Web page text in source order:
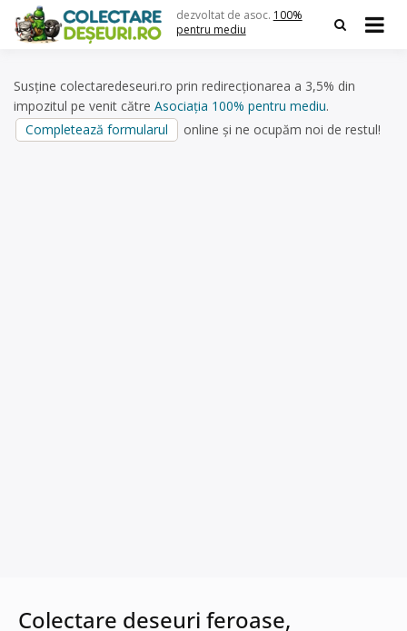
content
dezvoltat de asoc. 100%
pentru mediu
Susține colectaredeseuri.ro prin redirecționarea a 3,5% din
impozitul pe venit către Asociația 100% pentru mediu.
Completează formularul
online și ne ocupăm noi de restul!
Colectare deseuri feroase,